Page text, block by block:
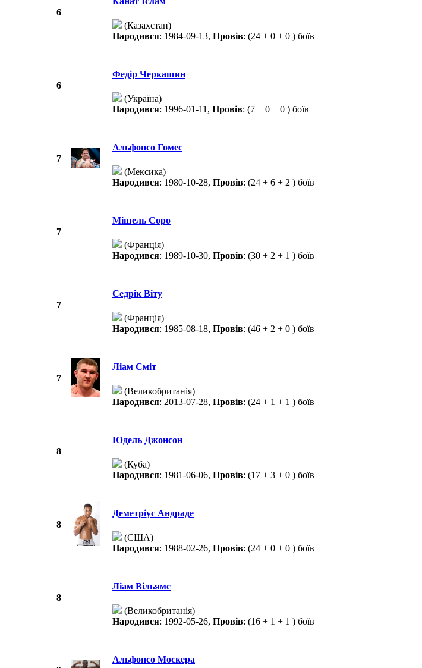
6
(Казахстан)
Народився: 1984-09-13, Провів: (24 + 0 + 0 ) боїв
6
Федір Черкашин
(Україна)
Народився: 1996-01-11, Провів: (7 + 0 + 0 ) боїв
7
Альфонсо Гомес
(Мексика)
Народився: 1980-10-28, Провів: (24 + 6 + 2 ) боїв
7
Мішель Соро
(Франція)
Народився: 1989-10-30, Провів: (30 + 2 + 1 ) боїв
7
Седрік Віту
(Франція)
Народився: 1985-08-18, Провів: (46 + 2 + 0 ) боїв
7
Ліам Сміт
(Великобританія)
Народився: 2013-07-28, Провів: (24 + 1 + 1 ) боїв
8
Юдель Джонсон
(Куба)
Народився: 1981-06-06, Провів: (17 + 3 + 0 ) боїв
8
Деметріус Андраде
(США)
Народився: 1988-02-26, Провів: (24 + 0 + 0 ) боїв
8
Ліам Вільямс
(Великобританія)
Народився: 1992-05-26, Провів: (16 + 1 + 1 ) боїв
Альфонсо Москера